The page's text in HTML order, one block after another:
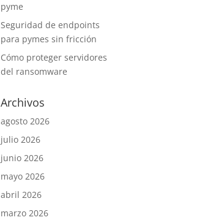
pyme
Seguridad de endpoints
para pymes sin fricción
Cómo proteger servidores
del ransomware
Archivos
agosto 2026
julio 2026
junio 2026
mayo 2026
abril 2026
marzo 2026